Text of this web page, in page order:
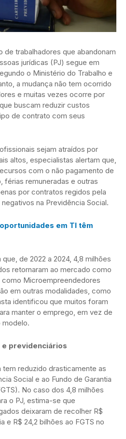
de trabalhadores que abandonam
jurídicas (PJ) segue em
o Ministério do Trabalho e
a mudança não tem ocorrido
e muitas vezes ocorre por
buscam reduzir custos
de contrato com seus
sejam atraídos por
altos, especialistas alertam que,
com o não pagamento de
férias remuneradas e outras
por contratos regidos pela
na Previdência Social.
em TI têm
de 2022 a 2024, 4,8 milhões
retornaram ao mercado como
como Microempreendedores
em outras modalidades, como
identificou que muitos foram
manter o emprego, em vez de
modelo.
previdenciários
reduzido drasticamente as
Social e ao Fundo de Garantia
No caso dos 4,8 milhões
o PJ, estima-se que
deixaram de recolher R$
e R$ 24,2 bilhões ao FGTS no